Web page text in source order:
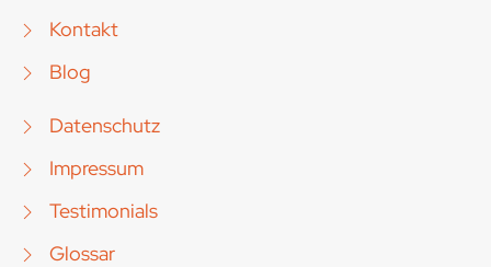
Kontakt
Blog
Datenschutz
Impressum
Testimonials
Glossar